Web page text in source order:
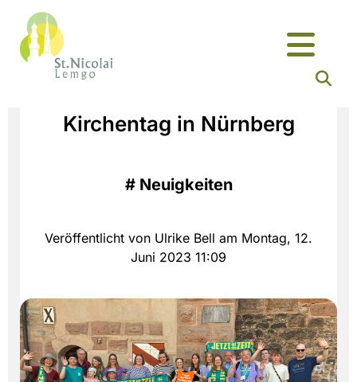
Kirchentag in Nürnberg
# Neuigkeiten
Veröffentlicht von Ulrike Bell am Montag, 12.
Juni 2023 11:09